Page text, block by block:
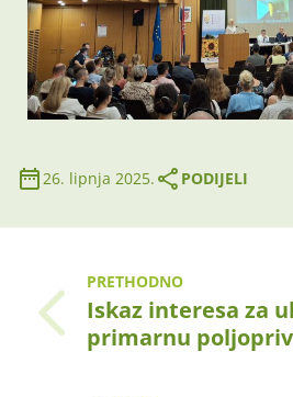
26. lipnja 2025. PODIJELI
PRETHODNO
Iskaz interesa za
primarnu